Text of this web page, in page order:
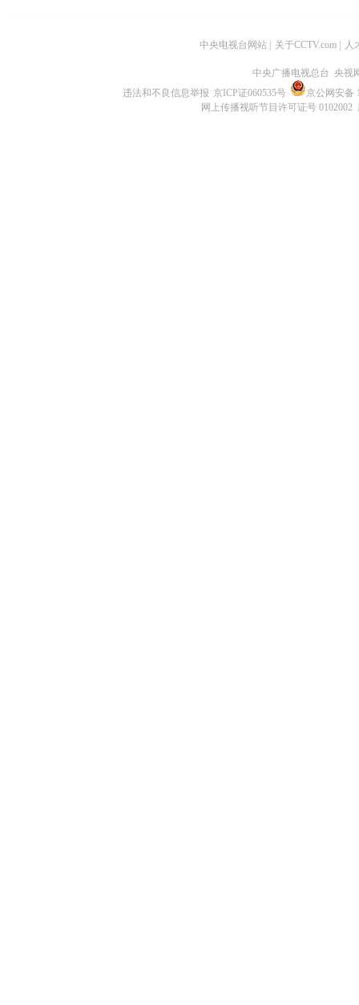
中央电视台网站 关于CCTV.com 人
中央广播电视总台 央视
违法和不良信息举报 京ICP证060535号
京公网安备
网上传播视听节目许可证号 0102002